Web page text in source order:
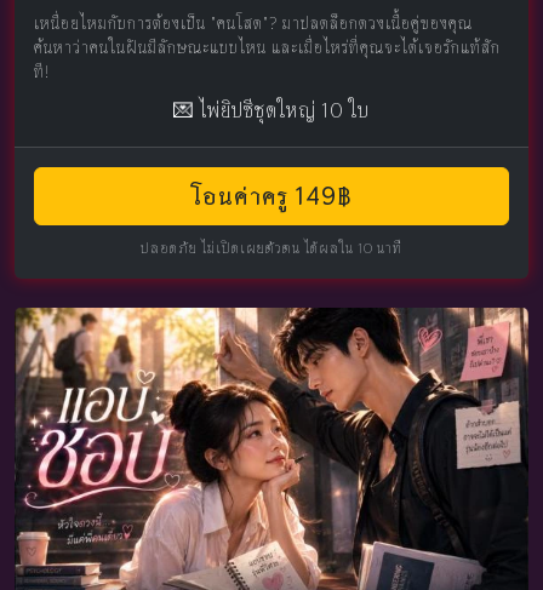
เหนื่อยไหมกับการต้องเป็น "คนโสด"? มาปลดล็อกดวงเนื้อคู่ของคุณ
ค้นหาว่าคนในฝันมีลักษณะแบบไหน และเมื่อไหร่ที่คุณจะได้เจอรักแท้สัก
ที!
💌 ไพ่ยิปซีชุดใหญ่ 10 ใบ
โอนค่าครู 149฿
ปลอดภัย ไม่เปิดเผยตัวตน ได้ผลใน 10 นาที